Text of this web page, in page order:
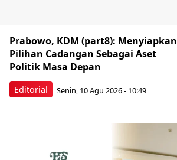
Editorial
Prabowo, KDM (part8): Menyiapkan
Pilihan Cadangan Sebagai Aset
Politik Masa Depan
Senin, 10 Agu 2026 - 10:49